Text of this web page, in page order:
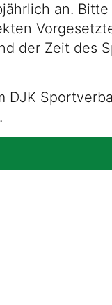
an.
der Zeit des
DJK